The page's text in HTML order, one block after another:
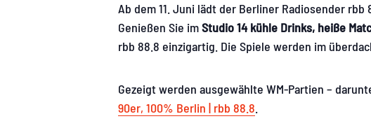
Ab dem 11. Juni lädt der Berliner Radiosender rbb
Genießen Sie imStudio 14 kühle Drinks, heiße
rbb 88.8 einzigartig. Die Spiele werden im
Gezeigt werden ausgewählte WM-Partien –
90er, 100% Berlin | rbb 88.8